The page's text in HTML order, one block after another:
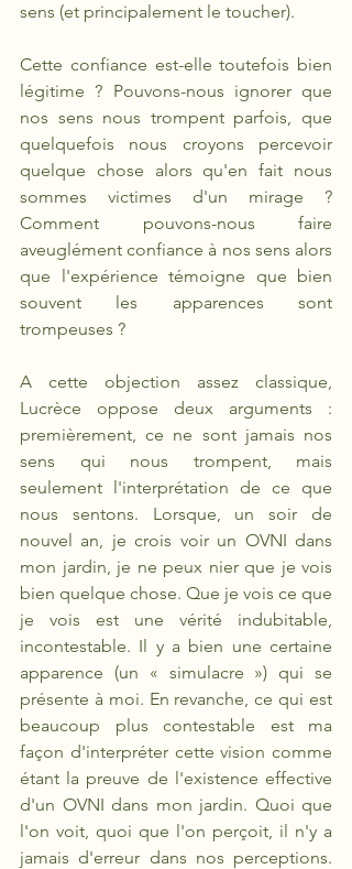
sens (et principalement le toucher).
Cette confiance est-elle toutefois bien
légitime ? Pouvons-nous ignorer que
nos sens nous trompent parfois, que
quelquefois nous croyons percevoir
quelque chose alors qu'en fait nous
sommes victimes d'un mirage ?
Comment pouvons-nous faire
aveuglément confiance à nos sens alors
que l'expérience témoigne que bien
souvent les apparences sont
trompeuses ?
A cette objection assez classique,
Lucrèce oppose deux arguments :
premièrement, ce ne sont jamais nos
sens qui nous trompent, mais
seulement l'interprétation de ce que
nous sentons. Lorsque, un soir de
nouvel an, je crois voir un OVNI dans
mon jardin, je ne peux nier que je vois
bien quelque chose. Que je vois ce que
je vois est une vérité indubitable,
incontestable. Il y a bien une certaine
apparence (un « simulacre ») qui se
présente à moi. En revanche, ce qui est
beaucoup plus contestable est ma
façon d'interpréter cette vision comme
étant la preuve de l'existence effective
d'un OVNI dans mon jardin. Quoi que
l'on voit, quoi que l'on perçoit, il n'y a
jamais d'erreur dans nos perceptions.